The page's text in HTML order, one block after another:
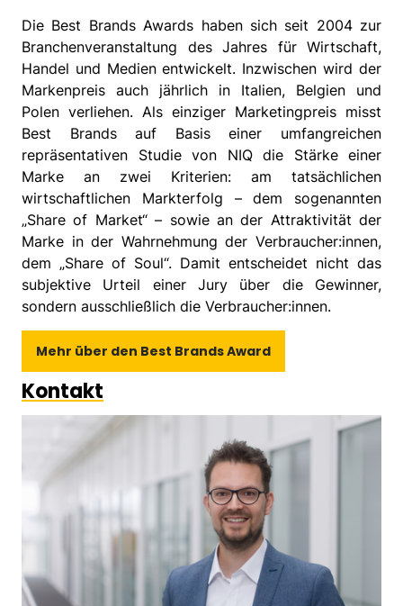
Die Best Brands Awards haben sich seit 2004 zur
Branchenveranstaltung des Jahres für Wirtschaft,
Handel und Medien entwickelt. Inzwischen wird der
Markenpreis auch jährlich in Italien, Belgien und
Polen verliehen. Als einziger Marketingpreis misst
Best Brands auf Basis einer umfangreichen
repräsentativen Studie von NIQ die Stärke einer
Marke an zwei Kriterien: am tatsächlichen
wirtschaftlichen Markterfolg – dem sogenannten
„Share of Market“ – sowie an der Attraktivität der
Marke in der Wahrnehmung der Verbraucher:innen,
dem „Share of Soul“. Damit entscheidet nicht das
subjektive Urteil einer Jury über die Gewinner,
sondern ausschließlich die Verbraucher:innen.
Mehr über den Best Brands Award
Kontakt